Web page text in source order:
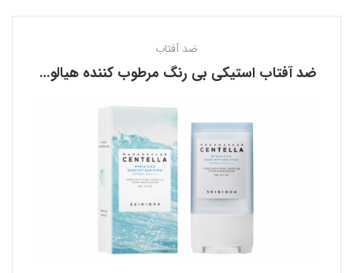
ضد آفتاب
ضد آفتاب استیکی بی رنگ مرطوب کننده هیالو سیکا اسکین 1004 SKIN